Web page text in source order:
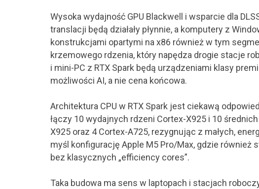
Wysoka wydajność GPU Blackwell i wsparcie dla
translacji będą działały płynnie, a komputery z
konstrukcjami opartymi na x86 również w tym
krzemowego rdzenia, który napędza drogie stacje
i mini-PC z RTX Spark będą urządzeniami klasy
możliwości AI, a nie cena końcowa.
Architektura CPU w RTX Spark jest ciekawą
łączy 10 wydajnych rdzeni Cortex-X925 i 10
X925 oraz 4 Cortex-A725, rezygnując z małych,
myśl konfigurację Apple M5 Pro/Max, gdzie również
bez klasycznych „efficiency cores”.
Taka budowa ma sens w laptopach i stacjach